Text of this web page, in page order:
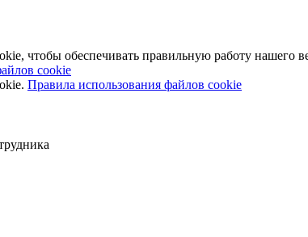
чтобы обеспечивать правильную работу нашего
cookie
Правила использования файлов cookie